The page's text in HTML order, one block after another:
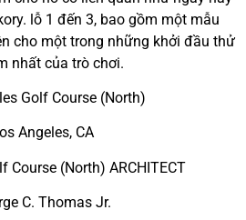
lỗ 1 đến 3, bao gồm một mẫu
cho một trong những khởi đầu thử
nhất của trò chơi.
Golf Course (North)
Angeles, CA
Course (North) ARCHITECT
C. Thomas Jr.